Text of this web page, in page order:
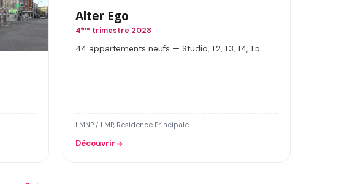
Alter Ego
4ème trimestre 2028
44 appartements neufs — Studio, T2, T3, T4, T5
LMNP / LMP, Residence Principale
Découvrir